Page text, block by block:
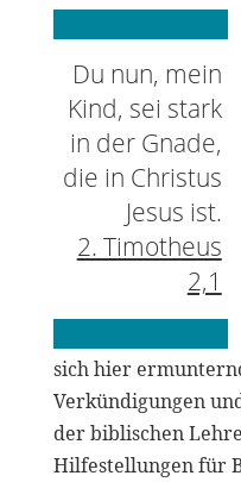
Du nun, mein
Kind, sei stark
in der Gnade,
die in Christus
Jesus ist.
2. Timotheus
2,1
sich hier
Verkündigungen
der biblischen
Hilfestellungen für